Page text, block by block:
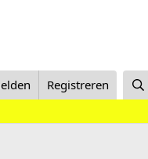
Registreren